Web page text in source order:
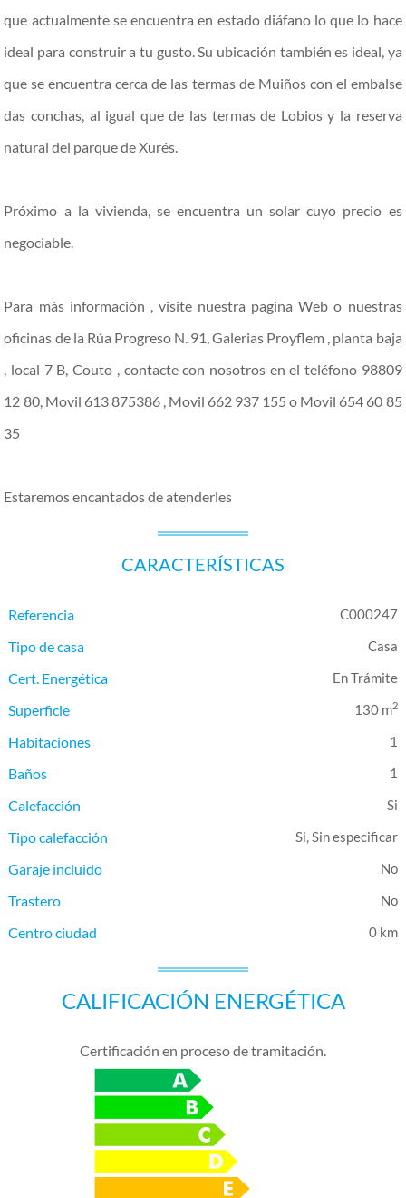
que actualmente se encuentra en estado diáfano lo que lo hace
ideal para construir a tu gusto. Su ubicación también es ideal, ya
que se encuentra cerca de las termas de Muiños con el embalse
das conchas, al igual que de las termas de Lobios y la reserva
natural del parque de Xurés.
Próximo a la vivienda, se encuentra un solar cuyo precio es
negociable.
Para más información , visite nuestra pagina Web o nuestras
oficinas de la Rúa Progreso N. 91, Galerias Proyflem , planta baja
, local 7 B, Couto , contacte con nosotros en el teléfono 98809
12 80, Movil 613 875386 , Movil 662 937 155 o Movil 654 60 85
35
Estaremos encantados de atenderles
CARACTERÍSTICAS
Referencia C000247
Tipo de casa Casa
Cert. Energética En Trámite
Superficie 130 m2
Habitaciones 1
Baños 1
Calefacción
Tipo calefacción
Si, Sin especificar
Garaje incluido
Trastero
Centro ciudad
0 km
CALIFICACIÓN ENERGÉTICA
Certificación en proceso de tramitación.